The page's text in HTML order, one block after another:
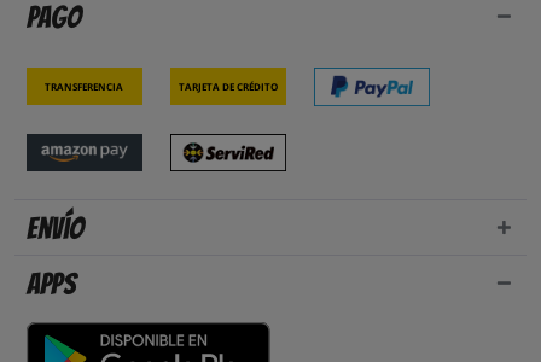
Pago
Transferencia Tarjeta de crédito
Envío
Apps